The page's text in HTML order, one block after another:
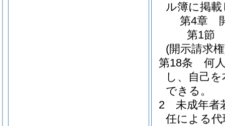
ル簿に掲
第4章
第1節
(開示請求
第18条
何
し、自己
できる。
2
未成年者
任による代